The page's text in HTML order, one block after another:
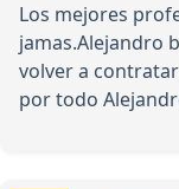
Los mejores
jamas.Alejandro
volver a
por todo